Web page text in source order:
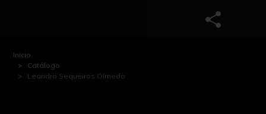
Inicio
Catálogo
Leandro Sequeiros Olmedo